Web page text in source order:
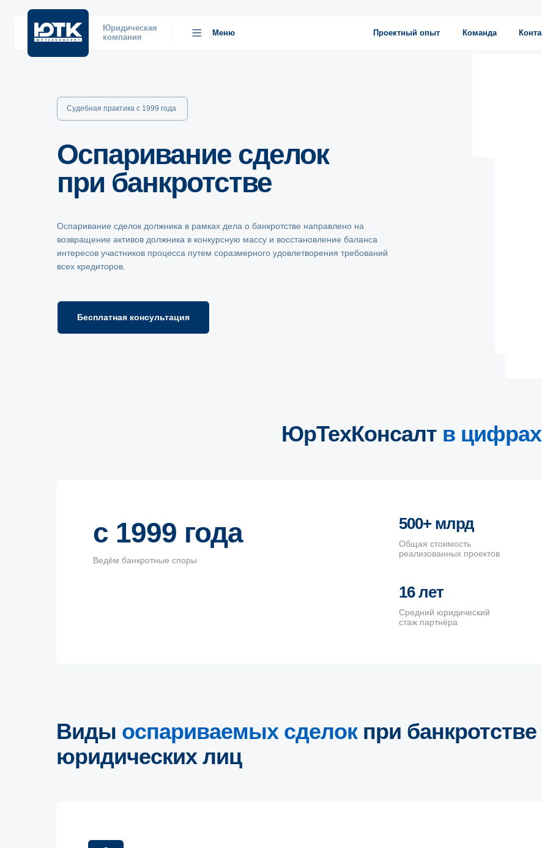
Контакты
Команда
Проектный опыт
Меню
Юридическая
компания
Оспаривание сделок
при банкротстве
Оспаривание сделок должника в рамках дела о банкротстве направлено на
возвращение активов должника в конкурсную массу и восстановление баланса
интересов участников процесса путем соразмерного удовлетворения требований
всех кредиторов.
Судебная практика с 1999 года
Бесплатная консультация
ЮрТехКонсалт в цифрах
500+ млрд
Общая стоимость
реализованных проектов
16 лет
Средний юридический
стаж партнёра
Ведём банкротные споры
с 1999 года
Виды оспариваемых сделок при банкротстве
юридических лиц